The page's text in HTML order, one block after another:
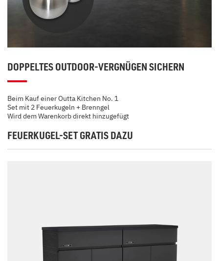
DOPPELTES OUTDOOR-VERGNÜGEN SICHERN
Beim Kauf einer Outta Kitchen No. 1
Set mit 2 Feuerkugeln + Brenngel
Wird dem Warenkorb direkt hinzugefügt
FEUERKUGEL-SET GRATIS DAZU